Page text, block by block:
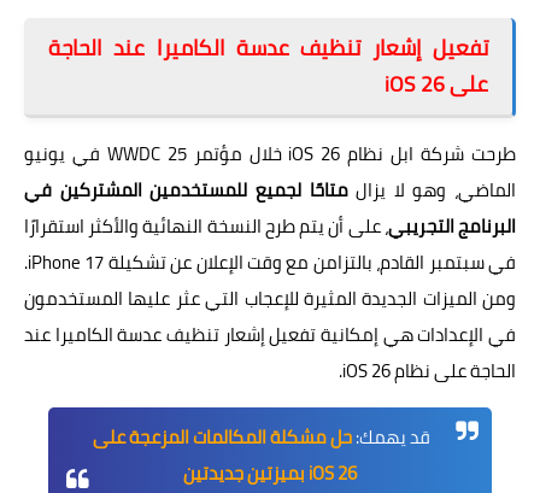
تفعيل إشعار تنظيف عدسة الكاميرا عند الحاجة
على iOS 26
طرحت شركة ابل نظام iOS 26 خلال مؤتمر WWDC 25 في يونيو
الماضي، وهو لا يزالمتاحًا لجميع للمستخدمين المشتركين في
البرنامج التجريبي، على أن يتم طرح النسخة النهائية والأكثر استقرارًا
في سبتمبر القادم، بالتزامن مع وقت الإعلان عن تشكيلة iPhone 17.
ومن الميزات الجديدة المثيرة للإعجاب التي عثر عليها المستخدمون
في الإعدادات هي إمكانية تفعيل إشعار تنظيف عدسة الكاميرا عند
الحاجة على نظام iOS 26.
قد يهمك:حل مشكلة المكالمات المزعجة على
iOS 26 بميزتين جديدتين